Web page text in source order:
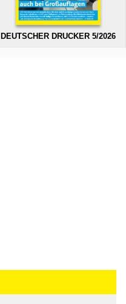
DEUTSCHER DRUCKER 5/2026